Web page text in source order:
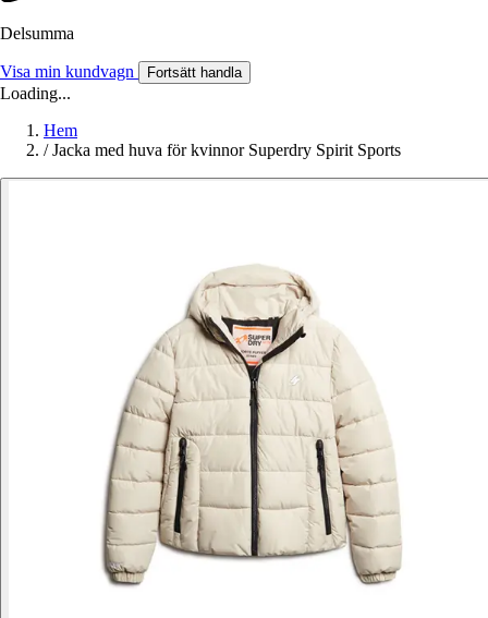
Delsumma
Visa min kundvagn Fortsätt handla
Loading...
Hem
/ Jacka med huva för kvinnor Superdry Spirit Sports